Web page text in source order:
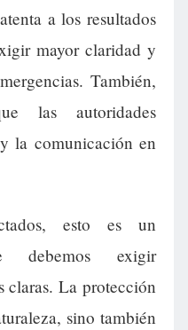
a los resultados
mayor claridad y
También,
las autoridades
la comunicación en
esto es un
debemos exigir
claras. La protección
sino también